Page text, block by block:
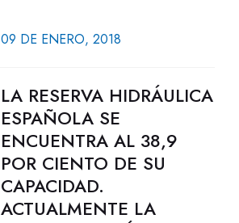
09 DE ENERO, 2018
LA RESERVA HIDRÁULICA
ESPAÑOLA SE
ENCUENTRA AL 38,9
POR CIENTO DE SU
CAPACIDAD.
ACTUALMENTE LA